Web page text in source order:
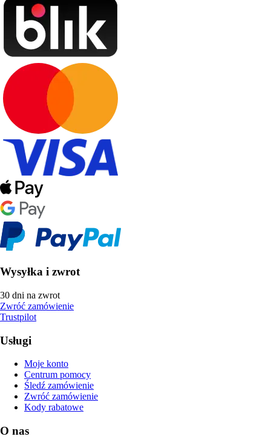
Wysyłka i zwrot
30 dni na zwrot
Zwróć zamówienie
Trustpilot
Usługi
Moje konto
Centrum pomocy
Śledź zamówienie
Zwróć zamówienie
Kody rabatowe
O nas